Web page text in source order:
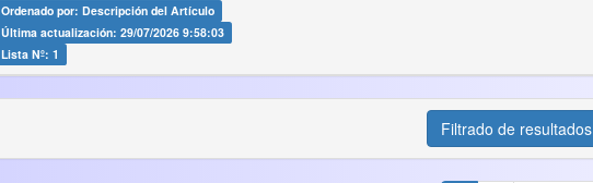
Ordenado por: Descripción del Artículo
Última actualización: 29/07/2026 9:58:03
Lista Nº: 1
Filtrado de resultados